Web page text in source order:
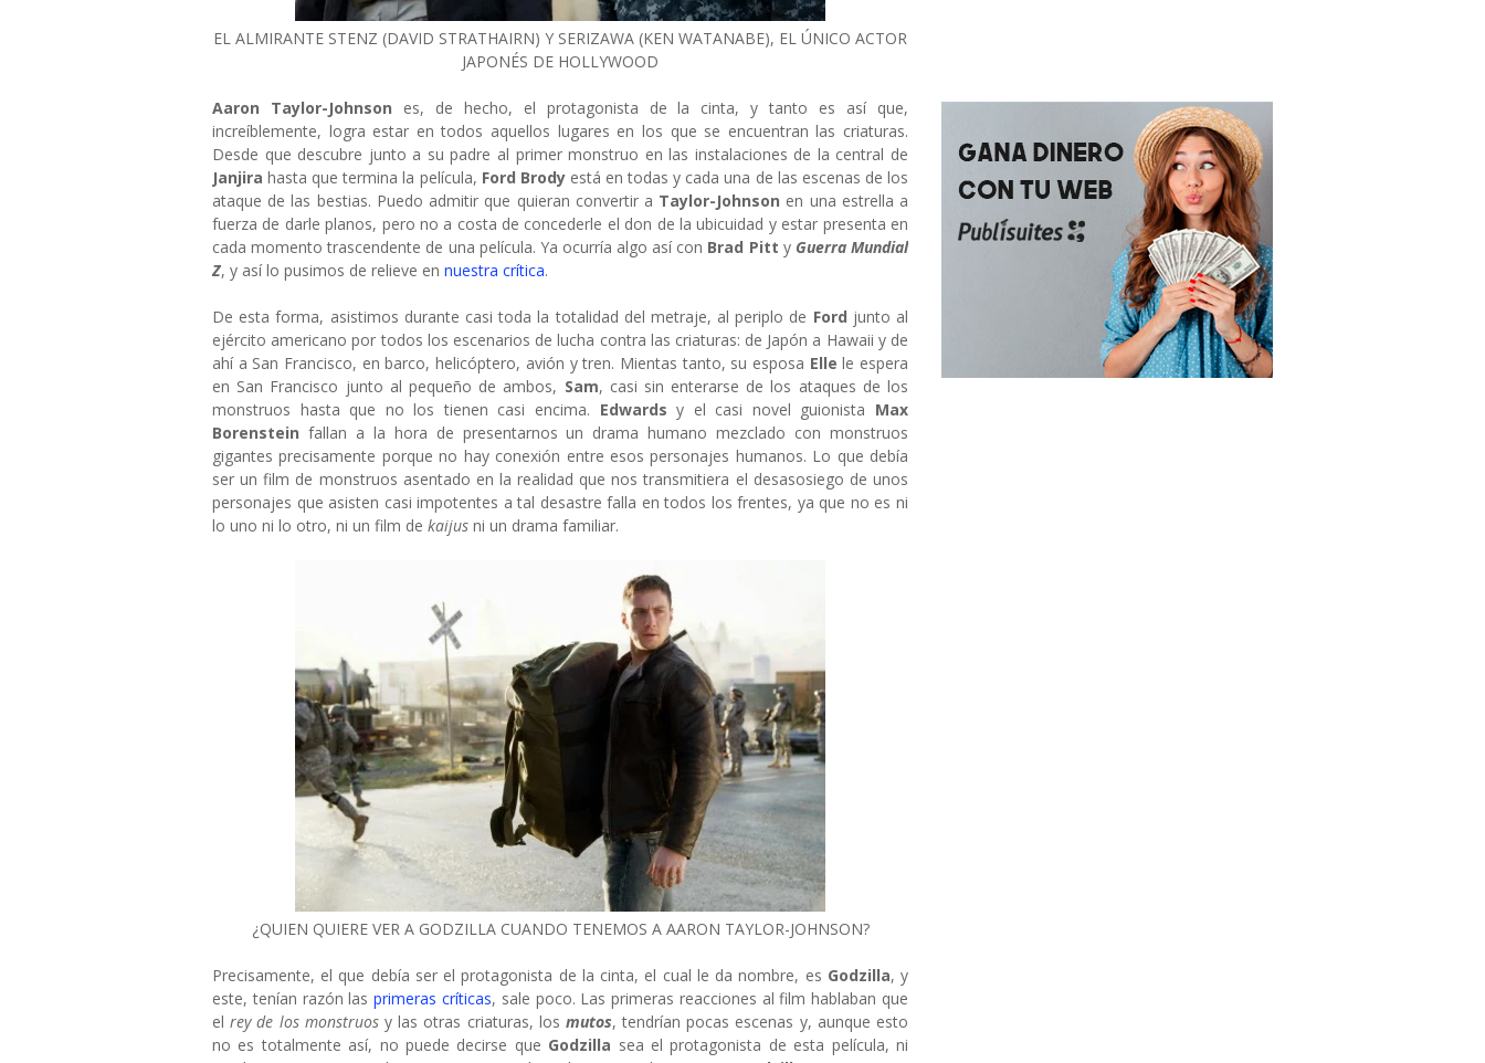
EL ALMIRANTE STENZ (DAVID STRATHAIRN) Y SERIZAWA (KEN WATANABE), EL ÚNICO ACTOR
JAPONÉS DE HOLLYWOOD
Aaron Taylor-Johnson es, de hecho, el protagonista de la cinta, y tanto es así que,
increíblemente, logra estar en todos aquellos lugares en los que se encuentran las criaturas.
Desde que descubre junto a su padre al primer monstruo en las instalaciones de la central de
Janjirahasta que termina la película, Ford Brodyestá en todas y cada una de las escenas de los
ataque de las bestias. Puedo admitir que quieran convertir a Taylor-Johnson en una estrella a
fuerza de darle planos, pero no a costa de concederle el don de la ubicuidad y estar presenta en
cada momento trascendente de una película. Ya ocurría algo así con Brad Pitt y Guerra Mundial
Z, y así lo pusimos de relieve en nuestra crítica.
De esta forma, asistimos durante casi toda la totalidad del metraje, al periplo de Ford junto al
ejército americano por todos los escenarios de lucha contra las criaturas: de Japón a Hawaii y de
ahí a San Francisco, en barco, helicóptero, avión y tren. Mientas tanto, su esposa Elle le espera
en San Francisco junto al pequeño de ambos, Sam, casi sin enterarse de los ataques de los
monstruos hasta que no los tienen casi encima. Edwardsy el casi novel guionista Max
Borenstein fallan a la hora de presentarnos un drama humano mezclado con monstruos
gigantes precisamente porque no hay conexión entre esos personajes humanos. Lo que debía
ser un film de monstruos asentado en la realidad que nos transmitiera el desasosiego de unos
personajes que asisten casi impotentes a tal desastre falla en todos los frentes, ya que no es ni
lo uno ni lo otro, ni un film de kaijus ni un drama familiar.
¿QUIEN QUIERE VER A GODZILLA CUANDO TENEMOS A AARON TAYLOR-JOHNSON?
Precisamente, el que debía ser el protagonista de la cinta, el cual le da nombre, es Godzilla, y
este, tenían razón lasprimeras críticas, sale poco. Las primeras reacciones al film hablaban que
elrey de los monstruosy las otras criaturas, los mutos, tendrían pocas escenas y, aunque esto
no es totalmente así, no puede decirse que Godzilla sea el protagonista de esta película, ni